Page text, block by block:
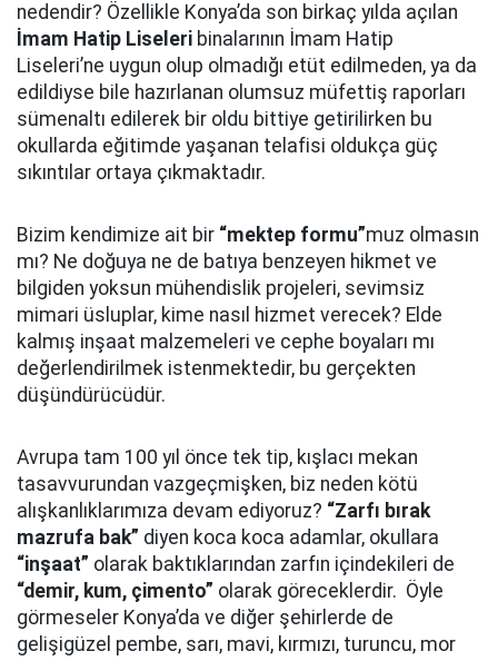
nedendir? Özellikle Konya’da son birkaç yılda açılan
İmam Hatip Liseleri binalarının İmam Hatip
Liseleri’ne uygun olup olmadığı etüt edilmeden, ya da
edildiyse bile hazırlanan olumsuz müfettiş raporları
sümenaltı edilerek bir oldu bittiye getirilirken bu
okullarda eğitimde yaşanan telafisi oldukça güç
sıkıntılar ortaya çıkmaktadır.
Bizim kendimize ait bir “mektep formu”muz olmasın
mı? Ne doğuya ne de batıya benzeyen hikmet ve
bilgiden yoksun mühendislik projeleri, sevimsiz
mimari üsluplar, kime nasıl hizmet verecek? Elde
kalmış inşaat malzemeleri ve cephe boyaları mı
değerlendirilmek istenmektedir, bu gerçekten
düşündürücüdür.
Avrupa tam 100 yıl önce tek tip, kışlacı mekan
tasavvurundan vazgeçmişken, biz neden kötü
alışkanlıklarımıza devam ediyoruz? “Zarfı bırak
mazrufa bak” diyen koca koca adamlar, okullara
“inşaat” olarak baktıklarından zarfın içindekileri de
“demir, kum, çimento” olarak göreceklerdir. Öyle
görmeseler Konya’da ve diğer şehirlerde de
gelişigüzel pembe, sarı, mavi, kırmızı, turuncu, mor